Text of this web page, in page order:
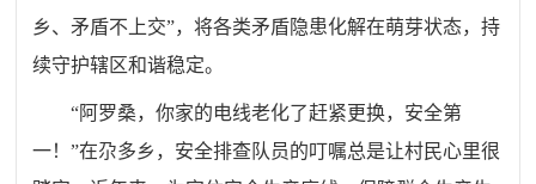
乡、矛盾不上交”，将各类矛盾隐患化解在萌芽状态，持
续守护辖区和谐稳定。
“阿罗桑，你家的电线老化了赶紧更换，安全第
一！”在尕多乡，安全排查队员的叮嘱总是让村民心里很